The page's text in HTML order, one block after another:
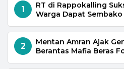
1
RT di Rappokalling
Warga Dapat
2
Mentan Amran Ajak
Berantas Mafia Beras